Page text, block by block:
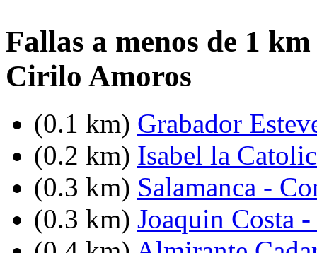
Fallas a menos de 1
Cirilo Amoros
(0.1 km) Grabador
(0.2 km) Isabel la
(0.3 km) Salamanca -
(0.3 km) Joaquin Costa